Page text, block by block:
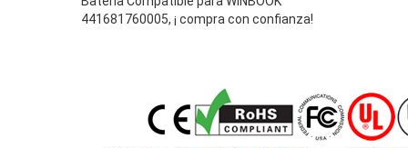
441681760005, ¡ compra con confianza!